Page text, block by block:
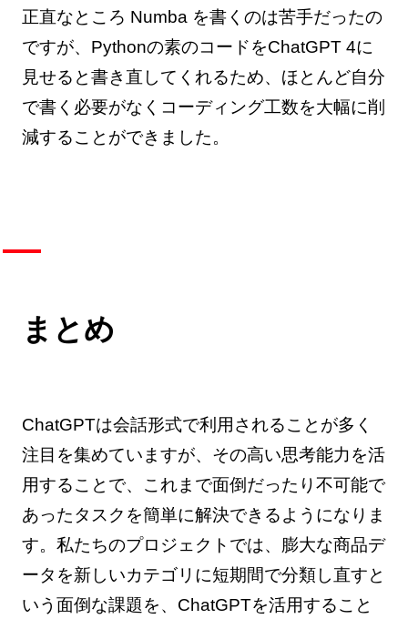
正直なところ Numba を書くのは苦手だったの
ですが、Pythonの素のコードをChatGPT 4に
見せると書き直してくれるため、ほとんど自分
で書く必要がなくコーディング工数を大幅に削
減することができました。
まとめ
ChatGPTは会話形式で利用されることが多く
注目を集めていますが、その高い思考能力を活
用することで、これまで面倒だったり不可能で
あったタスクを簡単に解決できるようになりま
す。私たちのプロジェクトでは、膨大な商品デ
ータを新しいカテゴリに短期間で分類し直すと
いう面倒な課題を、ChatGPTを活用すること